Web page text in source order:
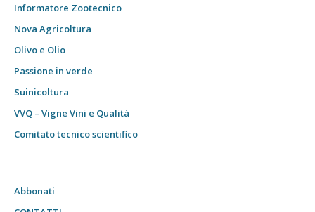
Informatore Zootecnico
Nova Agricoltura
Olivo e Olio
Passione in verde
Suinicoltura
VVQ – Vigne Vini e Qualità
Comitato tecnico scientifico
Abbonati